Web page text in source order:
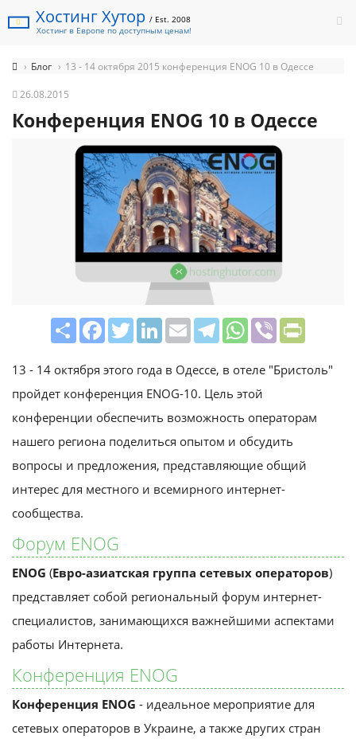
Хостинг Хутор/ Est. 2008
Хостинг в Европе по доступным ценам!
Блог 13 - 14 октября 2015 конференция ENOG 10 в Одессе
26.08.2015
Конференция ENOG 10 в Одессе
ShareFacebookTwitterLinkedIn
EmailTelegramWhatsApp
Viber
13 - 14 октября этого года в Одессе, в отеле "Бристоль"
пройдет конференция ENOG-10. Цель этой
конференции обеспечить возможность операторам
нашего региона поделиться опытом и обсудить
вопросы и предложения, представляющие общий
интерес для местного и всемирного интернет-
сообщества.
Форум ENOG
ENOG (Евро-азиатская группа сетевых операторов)
представляет собой региональный форум интернет-
специалистов, занимающихся важнейшими аспектами
работы Интернета.
Конференция ENOG
Конференция ENOG - идеальное мероприятие для
сетевых операторов в Украине, а также других стран